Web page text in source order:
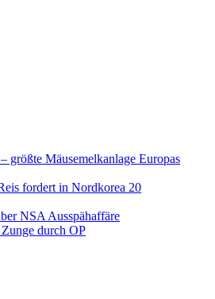
größte Mäusemelkanlage Europas
fordert in Nordkorea 20
NSA Ausspähaffäre
durch OP